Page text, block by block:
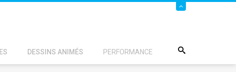
DESSINS ANIMÉS PERFORMANCE